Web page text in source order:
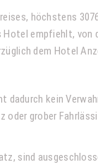
höchstens
empfiehlt, von
dem Hotel
kein
grober
sind